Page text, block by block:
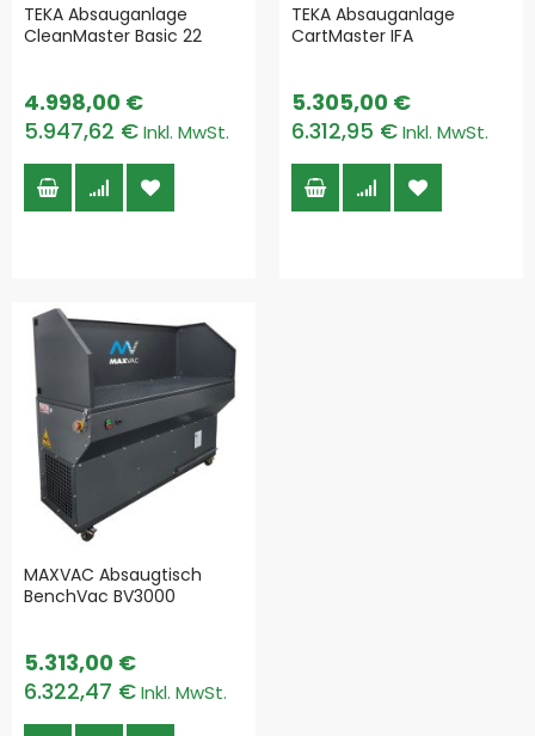
TEKA Absauganlage
CleanMaster Basic 22
5.947,62 €
4.998,00 €
TEKA Absauganlage
CartMaster IFA
6.312,95 €
5.305,00 €
MAXVAC Absaugtisch
BenchVac BV3000
6.322,47 €
5.313,00 €